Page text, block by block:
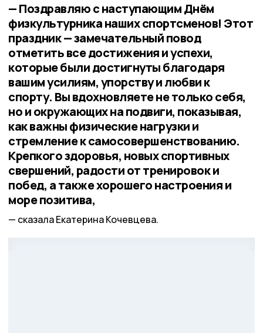
— Поздравляю с наступающим Днём
физкультурника наших спортсменов! Этот
праздник — замечательный повод
отметить все достижения и успехи,
которые были достигнуты благодаря
вашим усилиям, упорству и любви к
спорту. Вы вдохновляете не только себя,
но и окружающих на подвиги, показывая,
как важны физические нагрузки и
стремление к самосовершенствованию.
Крепкого здоровья, новых спортивных
свершений, радости от тренировок и
побед, а также хорошего настроения и
море позитива,
сказала Екатерина Кочевцева.